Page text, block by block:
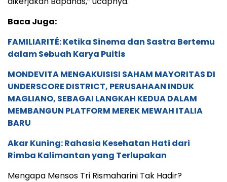
Baca Juga:
FAMILIARITÉ: Ketika Sinema dan Sastra Bertemu
dalam Sebuah Karya Puitis
MONDEVITA MENGAKUISISI SAHAM MAYORITAS DI
UNDERSCORE DISTRICT, PERUSAHAAN INDUK
MAGLIANO, SEBAGAI LANGKAH KEDUA DALAM
MEMBANGUN PLATFORM MEREK MEWAH ITALIA
BARU
Akar Kuning: Rahasia Kesehatan Hati dari
Rimba Kalimantan yang Terlupakan
Mengapa Mensos Tri Rismaharini Tak Hadir?